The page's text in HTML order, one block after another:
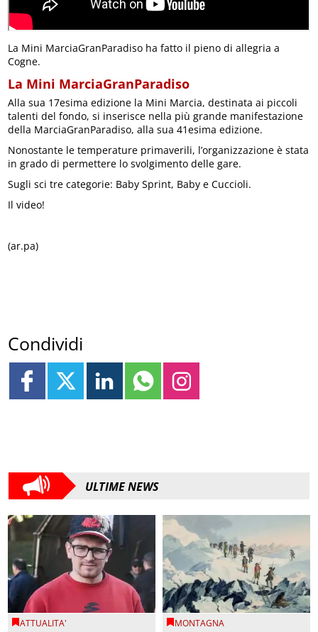
La Mini MarciaGranParadiso ha fatto il pieno di allegria a
Cogne.
La Mini MarciaGranParadiso
Alla sua 17esima edizione la Mini Marcia, destinata ai piccoli
talenti del fondo, si inserisce nella più grande manifestazione
della MarciaGranParadiso, alla sua 41esima edizione.
Nonostante le temperature primaverili, l’organizzazione è stata
in grado di permettere lo svolgimento delle gare.
Sugli sci tre categorie: Baby Sprint, Baby e Cuccioli.
Il video!
(ar.pa)
Condividi
ULTIME NEWS
ATTUALITA' MONTAGNA